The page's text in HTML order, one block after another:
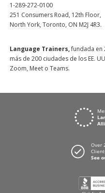
1-289-272-0100
251 Consumers Road, 12th Floor,
North York, Toronto, ON M2J 4R3.
Language Trainers,fundada en
más de 200 ciudades de los EE.
Zoom, Meet o Teams.